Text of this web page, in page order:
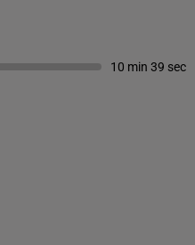
10 min 39 sec